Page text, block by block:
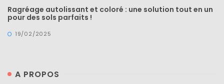
Ragréage autolissant et coloré : une solution tout en un
pour des sols parfaits !
19/02/2025
A PROPOS